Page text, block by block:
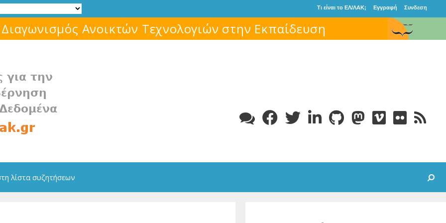
Τι είναι το ΕΛ/ΛΑΚ; Εγγραφή Συνδεση
Μάθε για το ελεύθερο λογισμικό!
λίστα συζητήσεων Search